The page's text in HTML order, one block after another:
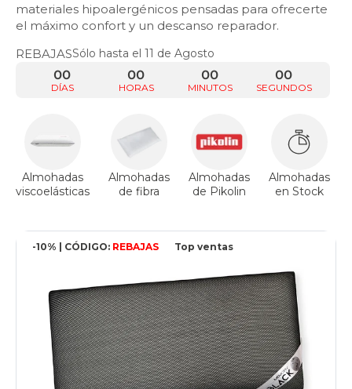
materiales hipoalergénicos pensadas para ofrecerte
el máximo confort y un descanso reparador.
REBAJASSólo hasta el 11 de Agosto
DÍAS
00
HORAS
00
MINUTOS
00
SEGUNDOS
00
Almohadas
viscoelásticas
Almohadas
de fibra
Almohadas
de Pikolin
Almohadas
en Stock
-10% | CÓDIGO: REBAJAS Top ventas